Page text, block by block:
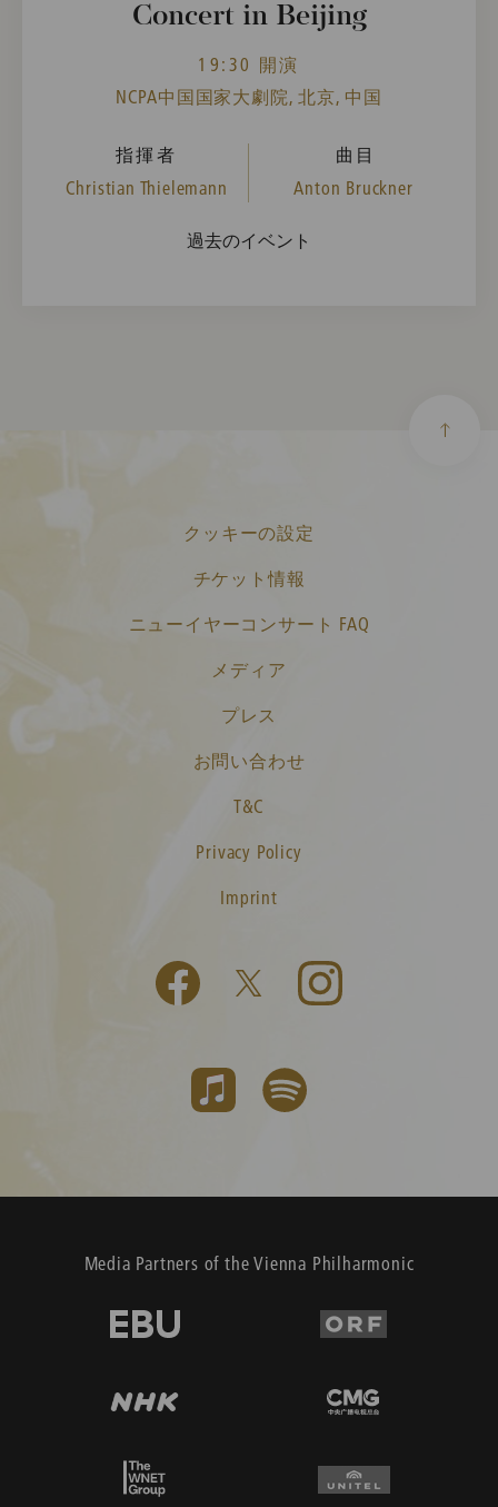
Concert in Beijing
19:30 開演
NCPA中国国家大劇院, 北京, 中国
指揮者
Christian Thielemann
曲目
Anton Bruckner
過去のイベント
クッキーの設定
チケット情報
ニューイヤーコンサート FAQ
メディア
プレス
お問い合わせ
T&C
Privacy Policy
Imprint
Media Partners of the Vienna Philharmonic